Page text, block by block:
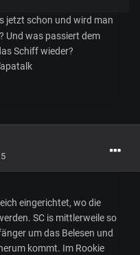
jetzt schon und wird man
Und was passiert dem
Schiff wieder?
eingerichtet, wo die
SC is mittlerweile so
um das Belesen und
kommt. Im Rookie